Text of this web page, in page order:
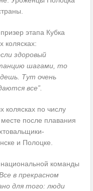
этапа Кубка
колясках:
здоровый
шагами, то
Тут очень
все”.
колясках по числу
после плавания
и Полоцке.
команды
в прекрасном
для того: люди